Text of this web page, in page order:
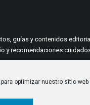
optimizar nuestro sitio
guías y contenidos
y recomendaciones